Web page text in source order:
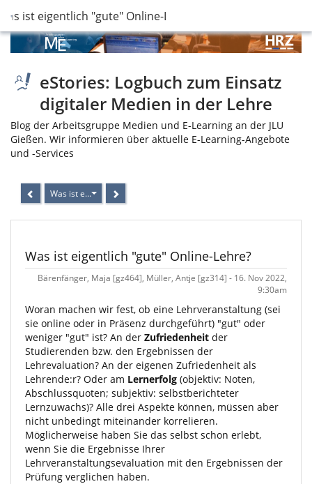
ist eigentlich "gute" Online-Lehre?
eStories: Logbuch zum Einsatz
digitaler Medien in der Lehre
Blog der Arbeitsgruppe Medien und E-Learning an der JLU
Gießen. Wir informieren über aktuelle E-Learning-Angebote
und -Services
Was ist eigentlich "gute" Online-Lehre?
Was ist eigentlich "gute" Online-Lehre?
Bärenfänger, Maja [gz464], Müller, Antje [gz314] - 16. Nov 2022,
9:30am
Woran machen wir fest, ob eine Lehrveranstaltung (sei
sie online oder in Präsenz durchgeführt) "gut" oder
weniger "gut" ist? An der Zufriedenheit der
Studierenden bzw. den Ergebnissen der
Lehrevaluation? An der eigenen Zufriedenheit als
Lehrende:r? Oder am Lernerfolg (objektiv: Noten,
Abschlussquoten; subjektiv: selbstberichteter
Lernzuwachs)? Alle drei Aspekte können, müssen aber
nicht unbedingt miteinander korrelieren.
Möglicherweise haben Sie das selbst schon erlebt,
wenn Sie die Ergebnisse Ihrer
Lehrveranstaltungsevaluation mit den Ergebnissen der
Prüfung verglichen haben.